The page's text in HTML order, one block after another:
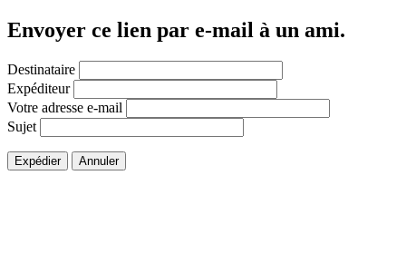
Envoyer ce lien par e-mail à un ami.
Destinataire
Expéditeur
Votre adresse e-mail
Sujet
Expédier Annuler